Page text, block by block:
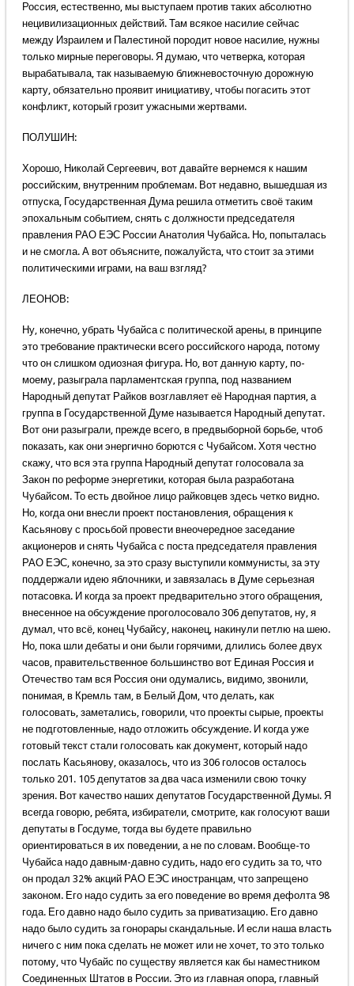
Россия, естественно, мы выступаем против таких абсолютно
нецивилизационных действий. Там всякое насилие сейчас
между Израилем и Палестиной породит новое насилие, нужны
только мирные переговоры. Я думаю, что четверка, которая
вырабатывала, так называемую ближневосточную дорожную
карту, обязательно проявит инициативу, чтобы погасить этот
конфликт, который грозит ужасными жертвами.
ПОЛУШИН:
Хорошо, Николай Сергеевич, вот давайте вернемся к нашим
российским, внутренним проблемам. Вот недавно, вышедшая из
отпуска, Государственная Дума решила отметить своё таким
эпохальным событием, снять с должности председателя
правления РАО ЕЭС России Анатолия Чубайса. Но, попыталась
и не смогла. А вот объясните, пожалуйста, что стоит за этими
политическими играми, на ваш взгляд?
ЛЕОНОВ:
Ну, конечно, убрать Чубайса с политической арены, в принципе
это требование практически всего российского народа, потому
что он слишком одиозная фигура. Но, вот данную карту, по-
моему, разыграла парламентская группа, под названием
Народный депутат Райков возглавляет её Народная партия, а
группа в Государственной Думе называется Народный депутат.
Вот они разыграли, прежде всего, в предвыборной борьбе, чтоб
показать, как они энергично борются с Чубайсом. Хотя честно
скажу, что вся эта группа Народный депутат голосовала за
Закон по реформе энергетики, которая была разработана
Чубайсом. То есть двойное лицо райковцев здесь четко видно.
Но, когда они внесли проект постановления, обращения к
Касьянову с просьбой провести внеочередное заседание
акционеров и снять Чубайса с поста председателя правления
РАО ЕЭС, конечно, за это сразу выступили коммунисты, за эту
поддержали идею яблочники, и завязалась в Думе серьезная
потасовка. И когда за проект предварительно этого обращения,
внесенное на обсуждение проголосовало 306 депутатов, ну, я
думал, что всё, конец Чубайсу, наконец, накинули петлю на шею.
Но, пока шли дебаты и они были горячими, длились более двух
часов, правительственное большинство вот Единая Россия и
Отечество там вся Россия они одумались, видимо, звонили,
понимая, в Кремль там, в Белый Дом, что делать, как
голосовать, заметались, говорили, что проекты сырые, проекты
не подготовленные, надо отложить обсуждение. И когда уже
готовый текст стали голосовать как документ, который надо
послать Касьянову, оказалось, что из 306 голосов осталось
только 201. 105 депутатов за два часа изменили свою точку
зрения. Вот качество наших депутатов Государственной Думы. Я
всегда говорю, ребята, избиратели, смотрите, как голосуют ваши
депутаты в Госдуме, тогда вы будете правильно
ориентироваться в их поведении, а не по словам. Вообще-то
Чубайса надо давным-давно судить, надо его судить за то, что
он продал 32% акций РАО ЕЭС иностранцам, что запрещено
законом. Его надо судить за его поведение во время дефолта 98
года. Его давно надо было судить за приватизацию. Его давно
надо было судить за гонорары скандальные. И если наша власть
ничего с ним пока сделать не может или не хочет, то это только
потому, что Чубайс по существу является как бы наместником
Соединенных Штатов в России. Это из главная опора, главный